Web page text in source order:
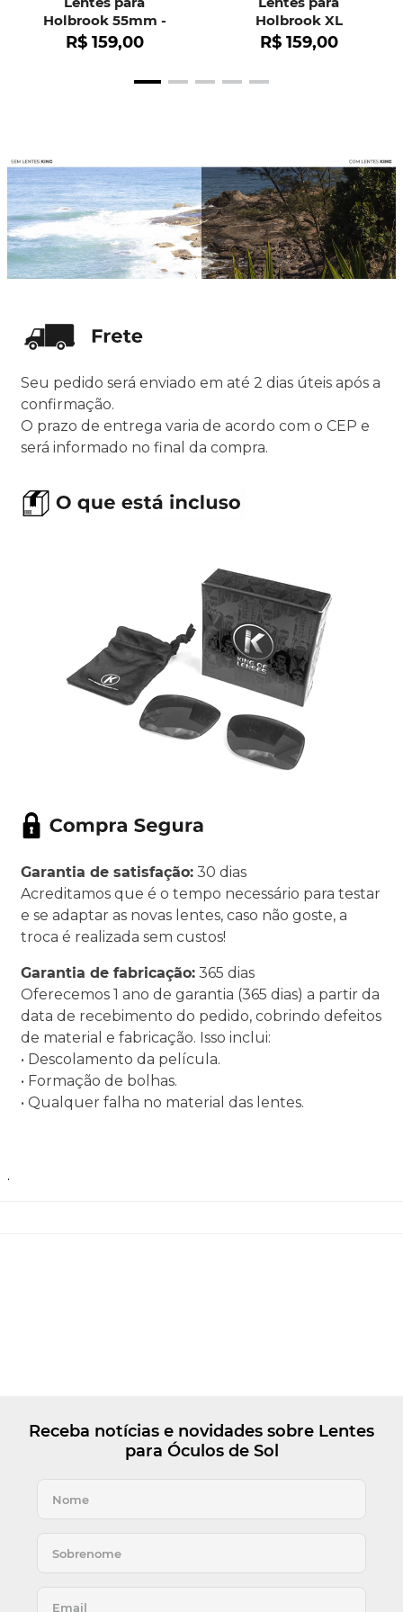
Holbrook 55mm -
OO9102
R$ 159,00
Holbrook XL
R$ 159,00
Seu pedido será enviado em até 2 dias úteis após a
confirmação.
O prazo de entrega varia de acordo com o CEP e
será informado no final da compra.
Garantia de satisfação: 30 dias
Acreditamos que é o tempo necessário para testar
e se adaptar as novas lentes, caso não goste, a
troca é realizada sem custos!
Garantia de fabricação: 365 dias
Oferecemos 1 ano de garantia (365 dias) a partir da
data de recebimento do pedido, cobrindo defeitos
de material e fabricação. Isso inclui:
• Descolamento da película.
• Formação de bolhas.
• Qualquer falha no material das lentes.
.
Receba notícias e novidades sobre Lentes
para Óculos de Sol